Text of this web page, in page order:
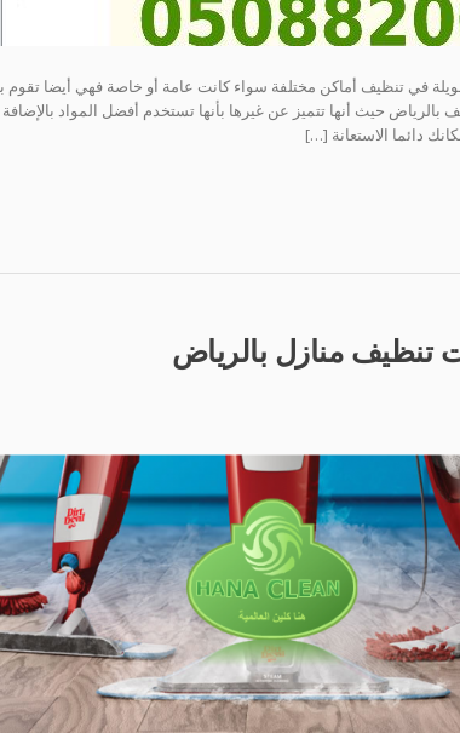
في تنظيف أماكن مختلفة سواء كانت عامة أو خاصة فهي أيضا تقوم
حيث أنها تتميز عن غيرها بأنها تستخدم أفضل المواد بالإضافة
دائما الاستعانة […]
تنظيف منازل بالرياض